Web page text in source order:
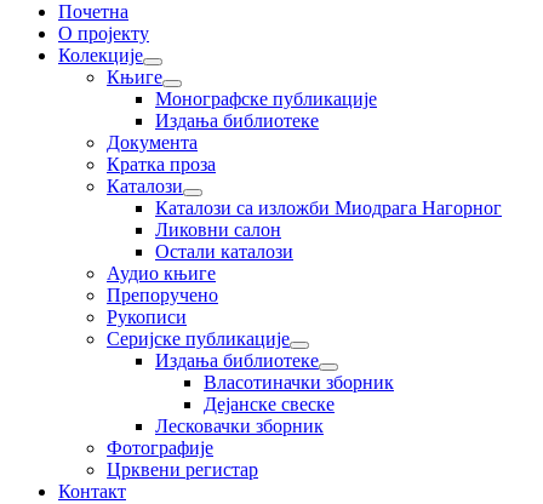
Почетна
О пројекту
Колекције
Књиге
Монографске публикације
Издања библиотеке
Документа
Кратка проза
Каталози
Каталози са изложби Миодрага Нагорног
Ликовни салон
Остали каталози
Аудио књиге
Препоручено
Рукописи
Серијске публикације
Издања библиотеке
Власотиначки зборник
Дејанске свеске
Лесковачки зборник
Фотографије
Црквени регистар
Контакт